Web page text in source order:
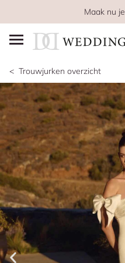
Maak nu je
Trouwjurken overzicht